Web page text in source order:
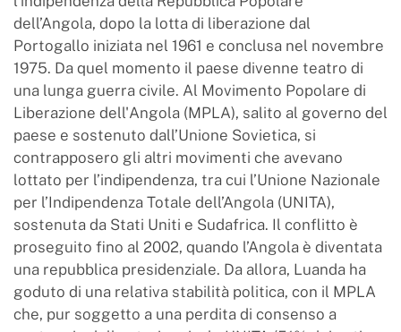
dell’Angola, dopo la lotta di liberazione dal
Portogallo iniziata nel 1961 e conclusa nel novembre
1975. Da quel momento il paese divenne teatro di
una lunga guerra civile. Al Movimento Popolare di
Liberazione dell'Angola (MPLA), salito al governo del
paese e sostenuto dall’Unione Sovietica, si
contrapposero gli altri movimenti che avevano
lottato per l’indipendenza, tra cui l’Unione Nazionale
per l’Indipendenza Totale dell’Angola (UNITA),
sostenuta da Stati Uniti e Sudafrica. Il conflitto è
proseguito fino al 2002, quando l’Angola è diventata
una repubblica presidenziale. Da allora, Luanda ha
goduto di una relativa stabilità politica, con il MPLA
che, pur soggetto a una perdita di consenso a